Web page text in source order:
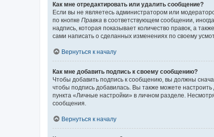
Как мне отредактировать или удалить сообщение?
Если вы не являетесь администратором или
по кнопке Правка в соответствующем сообщении,
надпись, которая показывает количество правок, а
сами написать о сделанных изменениях по своему
Вернуться к началу
Как мне добавить подпись к своему сообщению?
Чтобы добавить подпись к сообщению, вы должны
чтобы подпись добавилась. Вы также можете
пункта «Личные настройки» в личном разделе.
сообщения.
Вернуться к началу